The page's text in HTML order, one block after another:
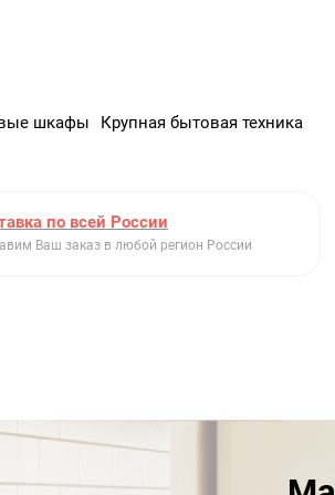
дверцы с применением
полностью безопасным.
Поверхность
растворяются.
поможет значительно
на очистку|а значит
шкафы Крупная бытовая техника
по всей России
Ваш заказ в любой регион России